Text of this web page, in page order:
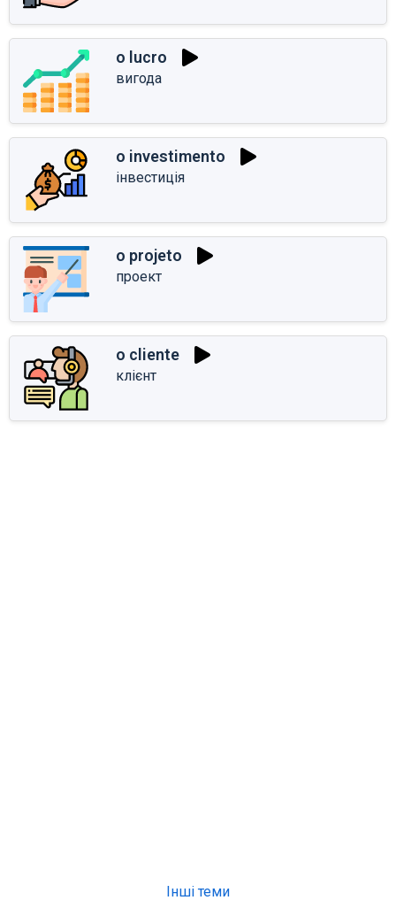
o lucro
вигода
o investimento
інвестиція
o projeto
проект
o cliente
клієнт
Інші теми